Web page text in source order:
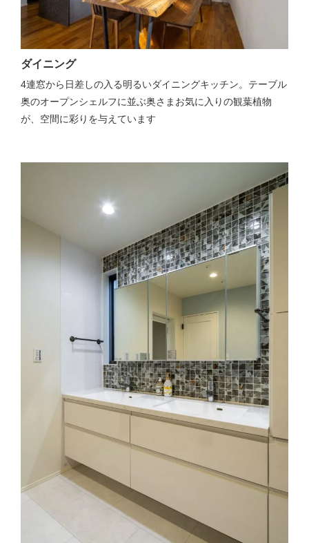
ダイニング
4連窓から日差しの入る明るいダイニングキッチン。テーブル
奥のオープンシェルフに並ぶ奥さまお気に入りの観葉植物
が、空間に彩りを与えています